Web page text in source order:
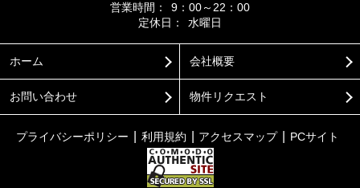
営業時間：
9：00～22：00
定休日：
水曜日
ホーム 会社概要
お問い合わせ 物件リクエスト
プライバシーポリシー 利用規約 アクセスマップ PCサイト